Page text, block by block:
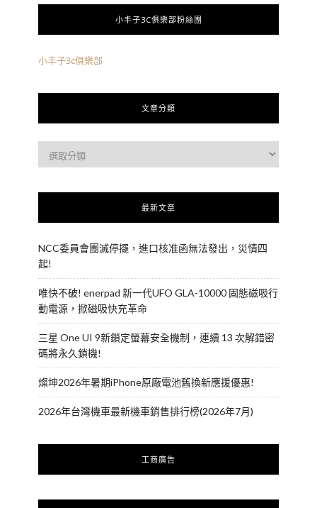
小丰子3C俱樂部粉絲團
小丰子3c俱樂部
文章分類
最新文章
NCC委員會團滅停擺，進口核准函無法發出，災情四
起!
唯快不破! enerpad 新一代UFO GLA-10000 固態磁吸行
動電源，掀磁吸快充革命
三星 One UI 9新鎖定螢幕安全機制，連續 13 次解錯密
碼將永久鎖機!
燦坤2026年暑期iPhone原廠電池舊換新應援優惠!
2026年台灣機車最新機車銷售排行榜(2026年7月)
工商廣告